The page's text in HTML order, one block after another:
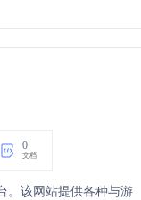
0
文档
。该网站提供各种与游